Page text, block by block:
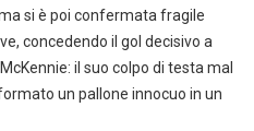
si è poi confermata fragile
concedendo il gol decisivo a
il suo colpo di testa mal
un pallone innocuo in un